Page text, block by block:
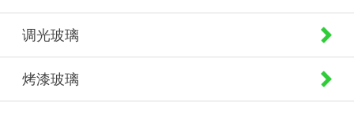
调光玻璃
烤漆玻璃